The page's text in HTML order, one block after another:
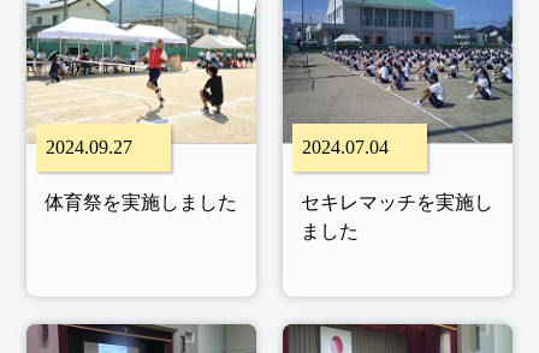
2024.09.27
体育祭を実施しました
2024.07.04
セキレマッチを実施し
ました